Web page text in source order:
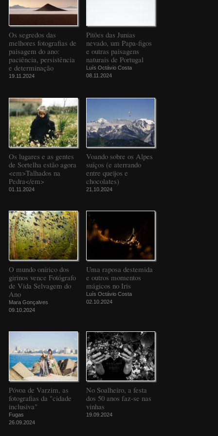
Os segredos das
melhores fotografias de
paisagem do ano:
paciência, persistência
e determinação
19.11.2024
Pitões das Junias
nevado, um Papa-figos
e outras paisagens
naturais de Portugal
Luís Octávio Costa
08.11.2024
Os lugares e as gentes
de Sortelha estão agora
<em>Talhados na
Pedra</em>
01.11.2024
Voando sobre os Alpes
suíços (e aterrando
entre queijos e
chocolates)
21.10.2024
O mundo onírico dos
girinos vence Fotógrafo
de Vida Selvagem do
Ano
Mara Gonçalves
09.10.2024
Uma raposa destemida
e outros momentos
mágicos no Iris
Luís Octávio Costa
02.10.2024
Póvoa de Varzim, as
fotografias da "cidade
inclusiva"
Fugas
26.09.2024
No Soalheiro, a festa
dos 50 anos faz-se nas
vinhas
19.09.2024